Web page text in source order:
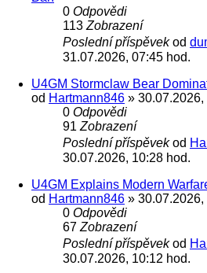
0 Odpovědi
113 Zobrazení
Poslední příspěvekod
31.07.2026, 07:45 hod.
U4GM Stormclaw Bear
od Hartmann846 »
0 Odpovědi
91 Zobrazení
Poslední příspěvekod
30.07.2026, 10:28 hod.
U4GM Explains Modern
od Hartmann846 »
0 Odpovědi
67 Zobrazení
Poslední příspěvekod
30.07.2026, 10:12 hod.